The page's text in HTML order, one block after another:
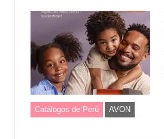
Catálogos de Perú AVON